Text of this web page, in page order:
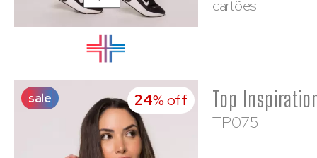
cartões
sale 24% off
TP075